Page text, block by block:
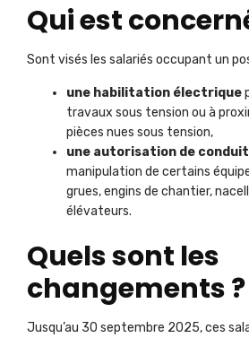
Qui est
Sont visés les salariés occupant un
une habilitation électrique
travaux sous tension ou à
pièces nues sous tension,
une autorisation de
manipulation de certains
grues, engins de chantier,
élévateurs.
Quels sont les
changements ?
Jusqu’au 30 septembre 2025, ces